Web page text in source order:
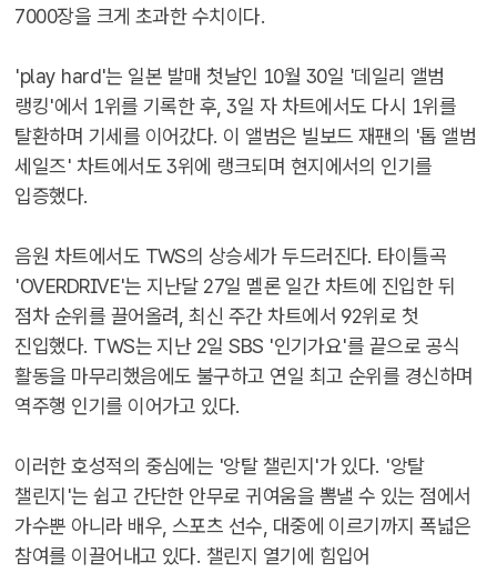
7000장을 크게 초과한 수치이다.
'play hard'는 일본 발매 첫날인 10월 30일 '데일리 앨범
랭킹'에서 1위를 기록한 후, 3일 자 차트에서도 다시 1위를
탈환하며 기세를 이어갔다. 이 앨범은 빌보드 재팬의 '톱 앨범
세일즈' 차트에서도 3위에 랭크되며 현지에서의 인기를
입증했다.
음원 차트에서도 TWS의 상승세가 두드러진다. 타이틀곡
'OVERDRIVE'는 지난달 27일 멜론 일간 차트에 진입한 뒤
점차 순위를 끌어올려, 최신 주간 차트에서 92위로 첫
진입했다. TWS는 지난 2일 SBS '인기가요'를 끝으로 공식
활동을 마무리했음에도 불구하고 연일 최고 순위를 경신하며
역주행 인기를 이어가고 있다.
이러한 호성적의 중심에는 '앙탈 챌린지'가 있다. '앙탈
챌린지'는 쉽고 간단한 안무로 귀여움을 뽐낼 수 있는 점에서
가수뿐 아니라 배우, 스포츠 선수, 대중에 이르기까지 폭넓은
참여를 이끌어내고 있다. 챌린지 열기에 힘입어